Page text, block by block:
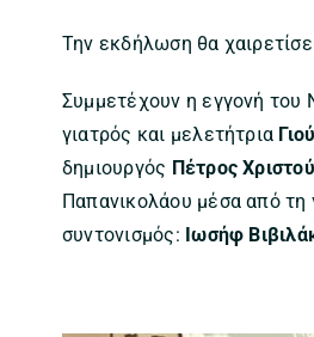
Την εκδήλωση θα
Συμμετέχουν η εγγονή
γιατρός και μελετήτρια
δημιουργός Πέτρος
Παπανικολάου μέσα από τη
συντονισμός: Ιωσήφ